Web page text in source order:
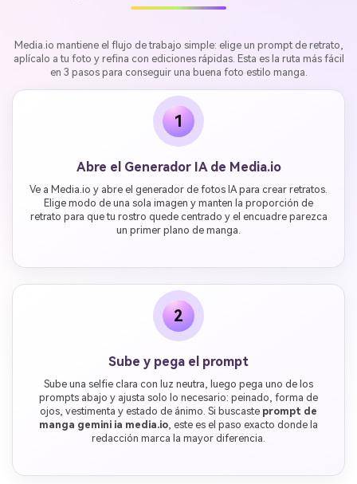
Media.io mantiene el flujo de trabajo simple: elige un prompt de retrato,
aplícalo a tu foto y refina con ediciones rápidas. Esta es la ruta más fácil
en 3 pasos para conseguir una buena foto estilo manga.
1
Abre el Generador IA de Media.io
Ve a Media.io y abre el generador de fotos IA para crear retratos.
Elige modo de una sola imagen y manten la proporción de
retrato para que tu rostro quede centrado y el encuadre parezca
un primer plano de manga.
2
Sube y pega el prompt
Sube una selfie clara con luz neutra, luego pega uno de los
prompts abajo y ajusta solo lo necesario: peinado, forma de
ojos, vestimenta y estado de ánimo. Si buscaste prompt de
manga gemini ia media.io , este es el paso exacto donde la
redacción marca la mayor diferencia.